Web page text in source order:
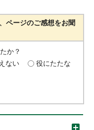
ページのご感想をお聞
か？
ない
役にたたな